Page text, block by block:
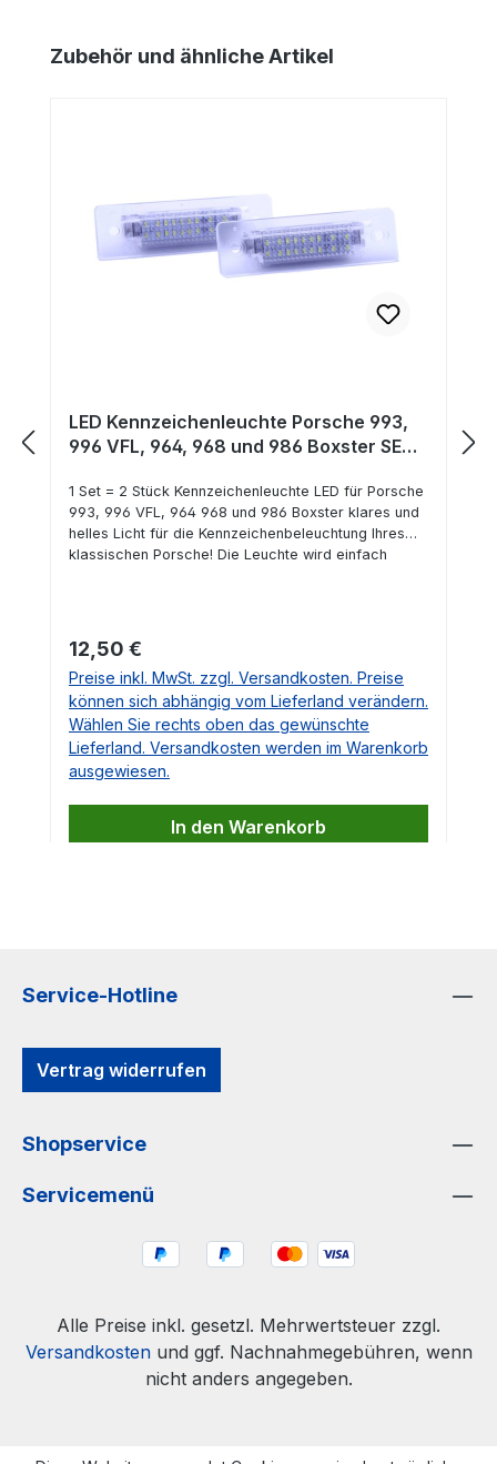
Produktgalerie überspringen
Zubehör und ähnliche Artikel
LED Kennzeichenleuchte Porsche 993,
996 VFL, 964, 968 und 986 Boxster SET
1 Set = 2 Stück Kennzeichenleuchte LED für Porsche
993, 996 VFL, 964 968 und 986 Boxster klares und
helles Licht für die Kennzeichenbeleuchtung Ihres
klassischen Porsche! Die Leuchte wird einfach
Aussehen. AUSFÜHRUNG MIT E-Kennzeichen! OEM
Regulärer Preis:
12,50 €
Preise inkl. MwSt. zzgl. Versandkosten. Preise
können sich abhängig vom Lieferland verändern.
Wählen Sie rechts oben das gewünschte
Lieferland. Versandkosten werden im Warenkorb
ausgewiesen.
In den Warenkorb
Service-Hotline
Vertrag widerrufen
Shopservice
Servicemenü
Alle Preise inkl. gesetzl. Mehrwertsteuer zzgl.
Versandkostenund ggf. Nachnahmegebühren, wenn
nicht anders angegeben.